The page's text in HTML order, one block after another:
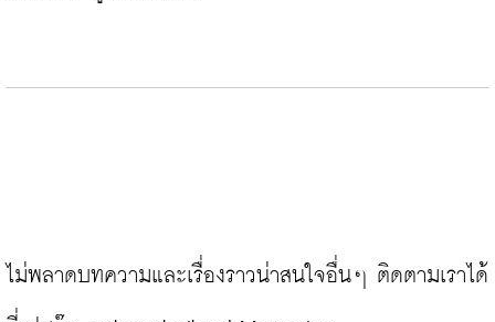
ไม่พลาดบทความและเรื่องราวน่าสนใจอื่นๆ ติดตามเราได้